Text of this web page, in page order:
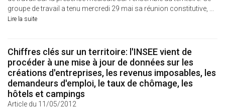
groupe de travail a tenu mercredi 29 mai sa réunion constitutive, ...
Lire la suite
Chiffres clés sur un territoire: l'INSEE vient de
procéder à une mise à jour de données sur les
créations d'entreprises, les revenus imposables, les
demandeurs d'emploi, le taux de chômage, les
hôtels et campings
Article du 11/05/2012